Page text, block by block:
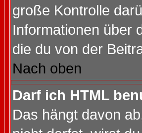
große Kontrolle
Informationen über
die du von der
Nach oben
Darf ich HTML
Das hängt davon